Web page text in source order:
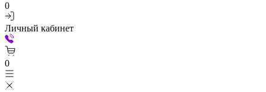
0
Личный кабинет
0